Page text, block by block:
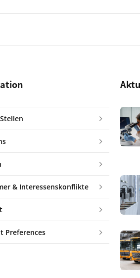
& Interessenskonflikte
Preferences